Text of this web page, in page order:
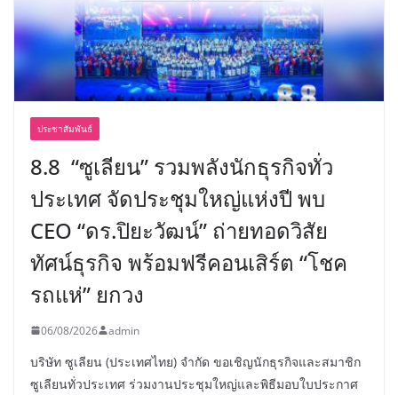
ประชาสัมพันธ์
8.8 “ซูเลียน” รวมพลังนักธุรกิจทั่ว
ประเทศ จัดประชุมใหญ่แห่งปี พบ
CEO “ดร.ปิยะวัฒน์” ถ่ายทอดวิสัย
ทัศน์ธุรกิจ พร้อมฟรีคอนเสิร์ต “โชค
รถแห่” ยกวง
06/08/2026 admin
บริษัท ซูเลียน (ประเทศไทย) จำกัด ขอเชิญนักธุรกิจและสมาชิก
ซูเลียนทั่วประเทศ ร่วมงานประชุมใหญ่และพิธีมอบใบประกาศ